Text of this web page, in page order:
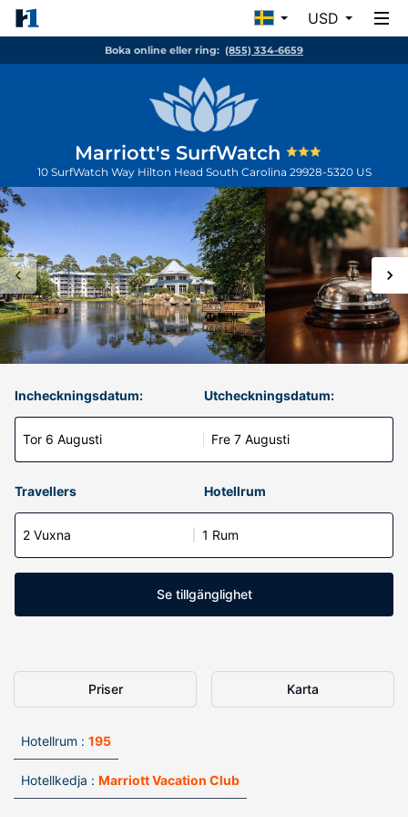
USD
Boka online eller ring: (855) 334-6659
Marriott's SurfWatch
10 SurfWatch Way Hilton Head South Carolina 29928-5320 US
Incheckningsdatum:
Tor 6 Augusti
Utcheckningsdatum:
Fre 7 Augusti
Travellers Hotellrum
2 Vuxna 1 Rum
Se tillgänglighet
Priser Karta
Hotellrum : 195
Hotellkedja : Marriott Vacation Club